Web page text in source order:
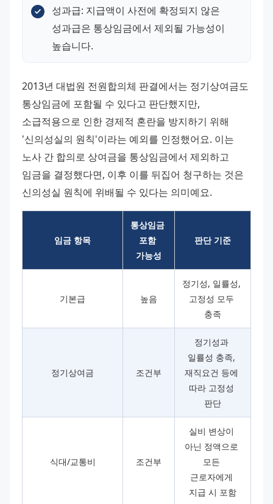
성과급: 지급액이 사전에 확정되지 않은
성과급은 통상임금에서 제외될 가능성이
높습니다.
2013년 대법원 전원합의체 판결에서는 정기상여금도
통상임금에 포함될 수 있다고 판단했지만,
소급적용으로 인한 경제적 혼란을 방지하기 위해
'신의성실의 원칙'이라는 예외를 인정했어요. 이는
노사 간 합의로 상여금을 통상임금에서 제외하고
임금을 결정했다면, 이후 이를 뒤집어 청구하는 것은
신의성실 원칙에 위배될 수 있다는 의미예요.
임금 항목
통상임금
포함
가능성
판단 기준
기본급 높음
정기성, 일률성,
고정성 모두
충족
정기상여금 조건부
정기성과
일률성 충족,
재직요건 등에
따라 고정성
판단
식대/교통비 조건부
실비 변상이
아닌 정액으로
모든
근로자에게
지급 시 포함